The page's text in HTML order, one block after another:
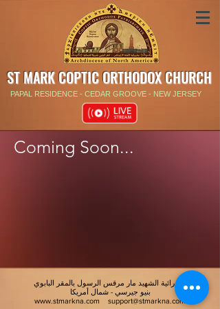
ST MARK COPTIC ORTHODOX CHURCH
PAPAL RESIDENCE - CEDAR GROOVE - NEW JERSEY
Coming Soon...
كاتدرائية الشهيد مار مرقس الرسول بالمقر البابوي
بنيو جيرسي - شمال أمريكا
www.stmarkna.com
support@stmarkna.com